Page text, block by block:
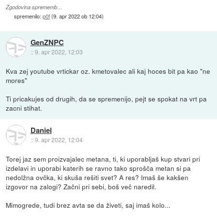
Zgodovina sprememb…
spremenilo:p0f(9. apr 2022 ob 12:04)
GenZNPC
::9. apr 2022, 12:03
Kva zej youtube vrtickar oz. kmetovalec ali kaj hoces bit pa kao "ne
mores"
Ti pricakujes od drugih, da se spremenijo, pejt se spokat na vrt pa
zacni stihat.
Daniel
::9. apr 2022, 12:04
Torej jaz sem proizvajalec metana, ti, ki uporabljaš kup stvari pri
izdelavi in uporabi katerih se ravno tako sprošča metan si pa
nedolžna ovčka, ki skuša rešiti svet? A res? Imaš še kakšen
izgovor na zalogi? Začni pri sebi, boš več naredil.
Mimogrede, tudi brez avta se da živeti, saj imaš kolo...